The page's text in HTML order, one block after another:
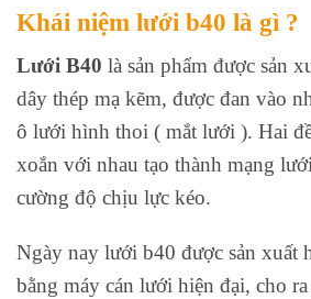
Khái niệm lưới b40 là gì ?
Lưới B40 là sản phẩm được sản
dây thép mạ kẽm, được đan vào
ô lưới hình thoi ( mắt lưới ). Hai
xoắn với nhau tạo thành mạng
cường độ chịu lực kéo.
Ngày nay lưới b40 được sản xuất
bằng máy cán lưới hiện đại, cho